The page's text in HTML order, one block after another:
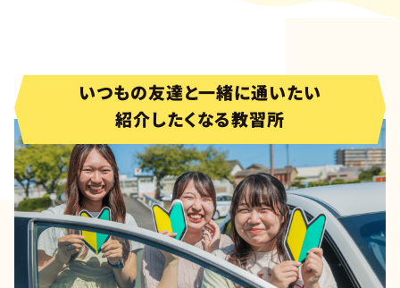
いつもの友達と一緒に通いたい
紹介したくなる教習所